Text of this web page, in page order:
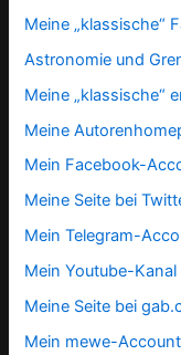
Meine „klassische“
Astronomie und
Meine „klassische“
Meine
Mein Facebook-
Meine Seite bei
Mein Telegram-
Mein Youtube-Kanal
Meine Seite bei
Mein mewe-Account